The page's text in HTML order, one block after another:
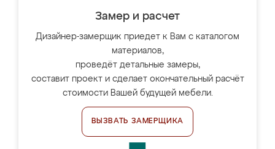
Замер и расчет
Дизайнер-замерщик приедет к Вам с каталогом
материалов,
проведёт детальные замеры,
составит проект и сделает окончательный расчёт
стоимости Вашей будущей мебели.
ВЫЗВАТЬ ЗАМЕРЩИКА